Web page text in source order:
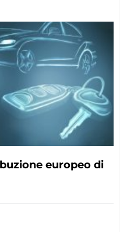
europeo di